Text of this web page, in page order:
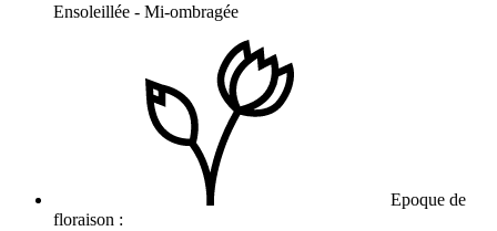
Ensoleillée - Mi-ombragée
Epoque de
floraison :